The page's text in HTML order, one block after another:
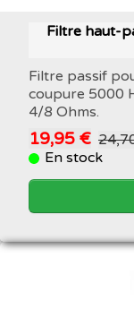
Filtre haut-
Filtre passif
coupure 5000
4/8 Ohms.
19,95 €
En stock